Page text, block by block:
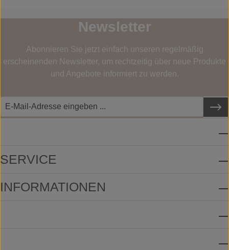
Newsletter
Abonnieren Sie jetzt einfach unseren regelmäßig
erscheinenden Newsletter, um rechtzeitig über neue Produkte
und Angebote informiert zu werden.
SERVICE
INFORMATIONEN